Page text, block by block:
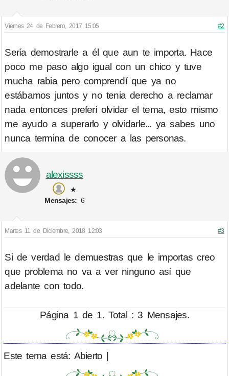
Viernes 24 de Febrero, 2017 15:05 #2
Sería demostrarle a él que aun te importa. Hace
poco me paso algo igual con un chico y tuve
mucha rabia pero comprendí que ya no
estábamos juntos y no tenia derecho a reclamar
nada entonces preferí olvidar el tema, esto mismo
me ayudo a superarlo y olvidarle... ya sabes uno
nunca termina de conocer a las personas.
alexissss
★
Mensajes: 6
Martes 11 de Diciembre, 2018 12:03 #3
Si de verdad le demuestras que le importas creo
que problema no va a ver ninguno así que
adelante con todo.
Página 1 de 1. Total : 3 Mensajes.
Este tema está: Abierto |